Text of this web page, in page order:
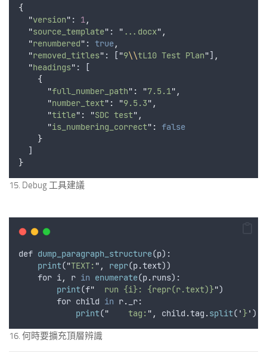
{
"version" : 1,
"source_template" : " ...docx" ,
"renumbered" : true,
"removed_titles" : ["9\\tL10 Test Plan"] ,
"headings" : [
{
"full_number_path" : "7.5.1" ,
"number_text" : "9.5.3" ,
"title" : "SDC test" ,
"is_numbering_correct" :
false
}
  ]
}
15. Debug 工具建議
def dump_paragraph_structure(p):
print("TEXT: " , repr(p.text))
for i, r in enumerate(p.runs):
print(f"
  run {i}: {repr(r.text)}
")
for child in r. _r:
print("
    tag:
" , child .tag .split( ' }' )[
16. 何時要擴充頂層辨識